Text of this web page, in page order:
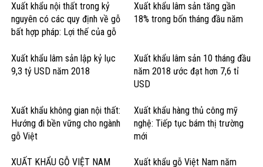
Xuất khẩu nội thất trong kỷ
nguyên có các quy định về gỗ
bất hợp pháp: Lợi thế của gỗ
Xuất khẩu lâm sản tăng gần
18% trong bốn tháng đầu năm
Xuất khẩu lâm sản lập kỷ lục
9,3 tỷ USD năm 2018
Xuất khẩu lâm sản 10 tháng đầu
năm 2018 ước đạt hơn 7,6 tỉ
USD
Xuất khẩu không gian nội thất:
Hướng đi bền vững cho ngành
gỗ Việt
Xuất khẩu hàng thủ công mỹ
nghệ: Tiếp tục bám thị trường
mới
XUẤT KHẨU GỖ VIỆT NAM Xuất khẩu gỗ Việt Nam năm